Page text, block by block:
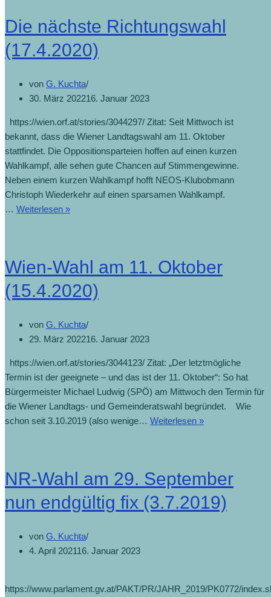
Die nächste Richtungswahl
(17.4.2020)
von G. Kuchta
30. März 202216. Januar 2023
https://wien.orf.at/stories/3044297/ Zitat: Seit Mittwoch ist
bekannt, dass die Wiener Landtagswahl am 11. Oktober
stattfindet. Die Oppositionsparteien hoffen auf einen kurzen
Wahlkampf, alle sehen gute Chancen auf Stimmengewinne.
Neben einem kurzen Wahlkampf hofft NEOS-Klubobmann
Christoph Wiederkehr auf einen sparsamen Wahlkampf.
… Weiterlesen »
Wien-Wahl am 11. Oktober
(15.4.2020)
von G. Kuchta
29. März 202216. Januar 2023
https://wien.orf.at/stories/3044123/ Zitat: „Der letztmögliche
Termin ist der geeignete – und das ist der 11. Oktober“: So hat
Bürgermeister Michael Ludwig (SPÖ) am Mittwoch den Termin für
die Wiener Landtags- und Gemeinderatswahl begründet. Wie
schon seit 3.10.2019 (also wenige… Weiterlesen »
NR-Wahl am 29. September
nun endgültig fix (3.7.2019)
von G. Kuchta
4. April 202116. Januar 2023
https://www.parlament.gv.at/PAKT/PR/JAHR_2019/PK0772/